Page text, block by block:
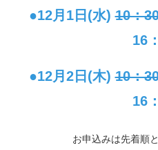
●12月1日(水)10：
16
●12月2日(木)10：
16
お申込みは先着順